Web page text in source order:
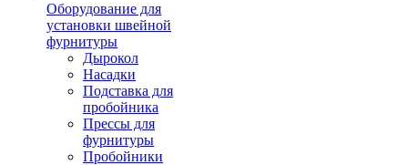
Оборудование для
установки швейной
фурнитуры
Дырокол
Насадки
Подставка для
пробойника
Прессы для
фурнитуры
Пробойники